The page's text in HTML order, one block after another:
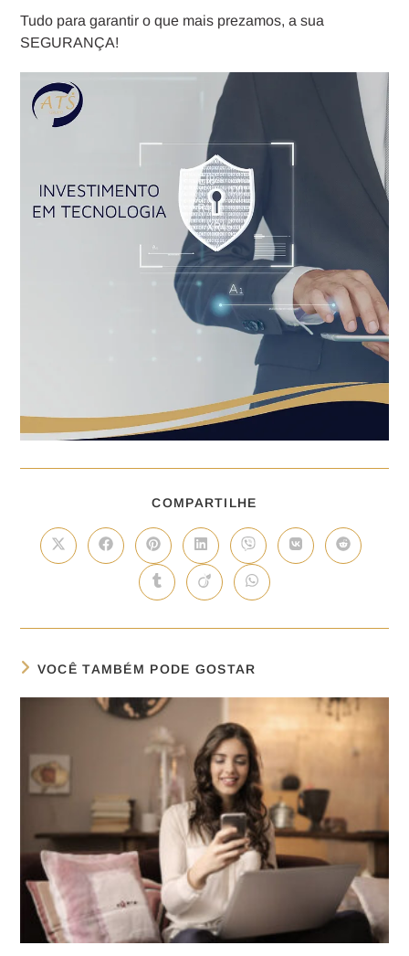
Tudo para garantir o que mais prezamos, a sua
SEGURANÇA!
COMPARTILHE
VOCÊ TAMBÉM PODE GOSTAR